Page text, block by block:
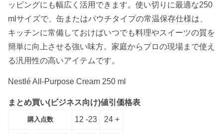
ッピングにも幅広く活用できます。使い切りに最適な250
mlサイズで、缶またはパウチタイプの常温保存仕様は、
キッチンに常備しておけばいつでも料理やスイーツの質を
簡単に向上させる強い味方。家庭からプロの現場まで使え
る汎用性の高いアイテムです。
Nestlé All‑Purpose Cream 250 ml
まとめ買い(ビジネス向け)値引価格表
購入点数 12 -23 24 +